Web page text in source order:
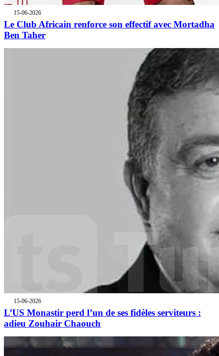
15-06-2026
Le Club Africain renforce son effectif avec Mortadha
Ben Taher
15-06-2026
L’US Monastir perd l’un de ses fidèles serviteurs :
adieu Zouhair Chaouch